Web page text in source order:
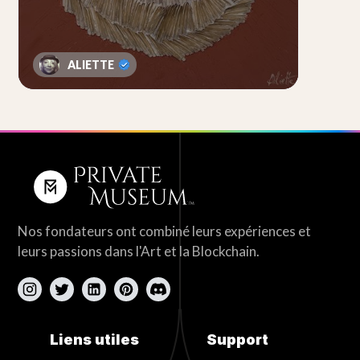
France, Belgique, Allemagne et U.S.A. Une
carrière de près de 10 ans dans des foires et
centres d'art ainsi qu'Artiste et Commissaire
d'expositions mêlant tous les Arts.
ALIETTE
Nos fondateurs ont combiné leurs expériences et
leurs passions dans l'Art et la Blockchain.
Liens utiles Support